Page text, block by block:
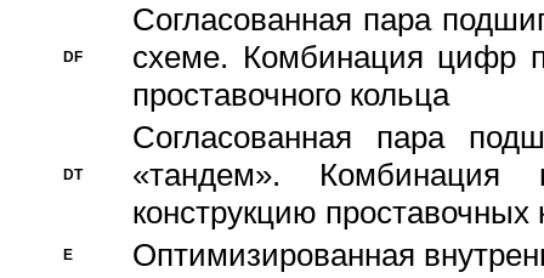
DF
Согласованная пара
схеме. Комбинация цифр
проставочного кольца
DT
Согласованная пара
«тандем».
конструкцию проставочных
E
Оптимизированная